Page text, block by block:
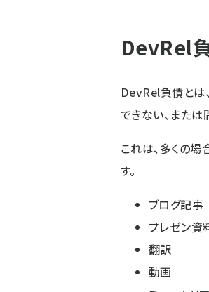
DevRel
DevRel負債とは
できない、または
これは、多くの場
す。
ブログ記事
プレゼン資
翻訳
動画